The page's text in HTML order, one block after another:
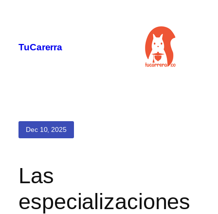
TuCarerra
Dec 10, 2025
Las
especializaciones